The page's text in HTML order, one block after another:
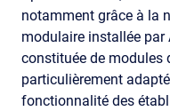
notamment grâce à la
modulaire installée par
constituée de modules
particulièrement
fonctionnalité des